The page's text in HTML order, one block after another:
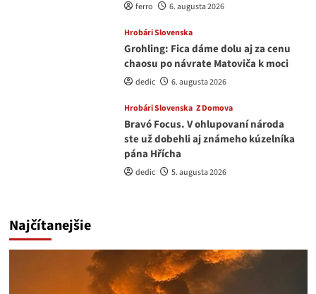
ferro 6. augusta 2026
Hrobári Slovenska
Grohling: Fica dáme dolu aj za cenu
chaosu po návrate Matoviča k moci
dedic 6. augusta 2026
Hrobári Slovenska Z Domova
Bravó Focus. V ohlupovaní národa
ste už dobehli aj známeho kúzelníka
pána Hřícha
dedic 5. augusta 2026
Najčítanejšie